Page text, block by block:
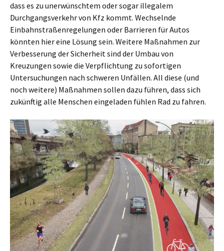
dass es zu unerwünschtem oder sogar illegalem
Durchgangsverkehr von Kfz kommt. Wechselnde
Einbahnstraßenregelungen oder Barrieren für Autos
könnten hier eine Lösung sein. Weitere Maßnahmen zur
Verbesserung der Sicherheit sind der Umbau von
Kreuzungen sowie die Verpflichtung zu sofortigen
Untersuchungen nach schweren Unfällen. All diese (und
noch weitere) Maßnahmen sollen dazu führen, dass sich
zukünftig alle Menschen eingeladen fühlen Rad zu fahren.